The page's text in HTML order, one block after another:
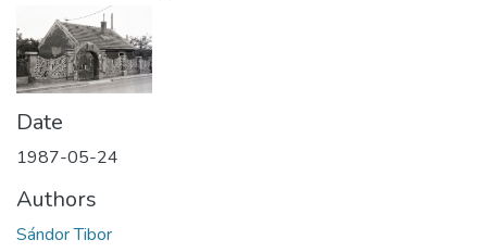
Date
1987-05-24
Authors
Sándor Tibor